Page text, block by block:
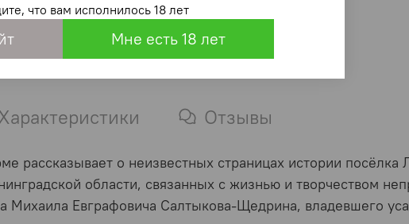
Характеристики Отзывы
рассказывает о неизвестных страницах истории посёлка
области, связанных с жизнью и творчеством
Михаила Евграфовича Салтыкова-Щедрина, владевшего
что вам исполнилось 18 лет
Мне есть 18 лет